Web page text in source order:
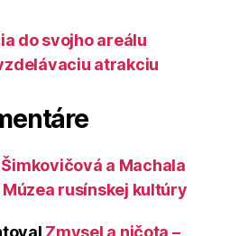
do svojho areálu
atrakciu
Šimkovičová a Machala
rusínskej kultúry
Zmysel a ničota –